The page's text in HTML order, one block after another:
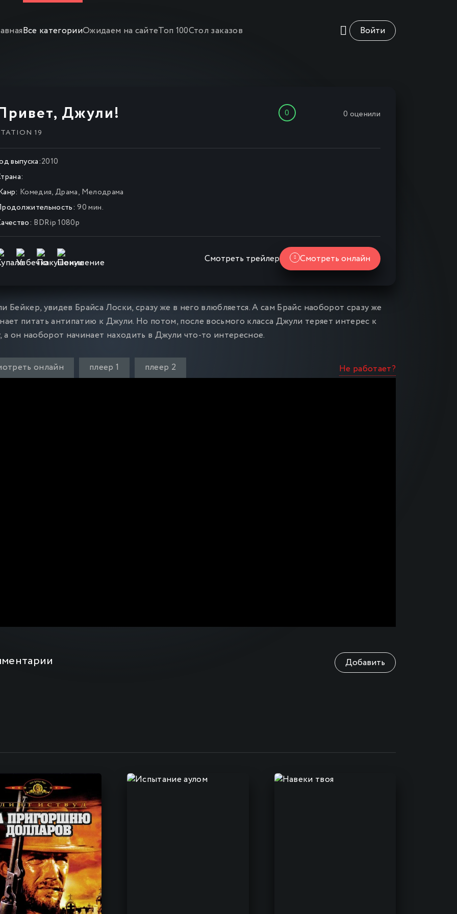
Все категорииОжидаем на сайтеТоп 100Стол заказов Войти
Джули! 0 0 оценили
19
выпуска:2010
Комедия,Драма, Мелодрама
90 мин.
BDRip 1080p
Смотреть трейлер Смотреть онлайн
Бейкер, увидев Брайса Лоски, сразу же в него влюбляется. А сам Брайс наоборот сразу же
питать антипатию к Джули. Но потом, после восьмого класса Джули теряет интерес к
а он наоборот начинает находить в Джули что-то интересное.
онлайн плеер 1 плеер 2 Не работает?
Добавить